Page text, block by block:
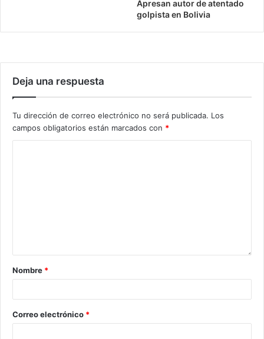
Apresan autor de atentado
golpista en Bolivia
Deja una respuesta
Tu dirección de correo electrónico no será publicada. Los
campos obligatorios están marcados con *
Nombre *
Correo electrónico *